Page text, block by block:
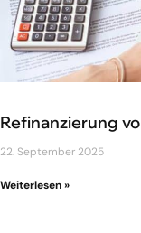
Refinanzierung
22. September 2025
Weiterlesen »